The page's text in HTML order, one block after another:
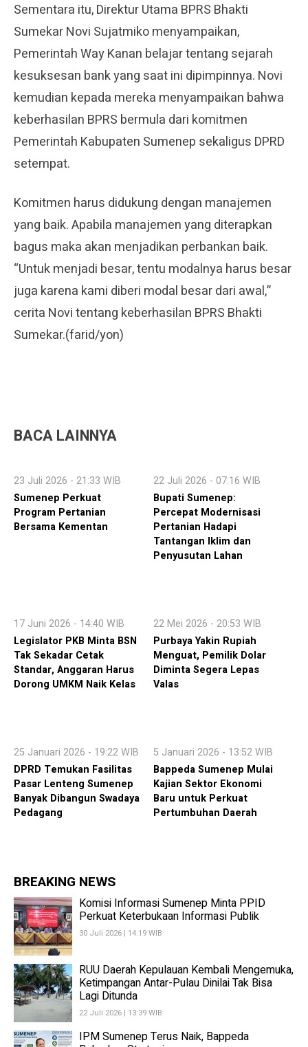
Sementara itu, Direktur Utama BPRS Bhakti
Sumekar Novi Sujatmiko menyampaikan,
Pemerintah Way Kanan belajar tentang sejarah
kesuksesan bank yang saat ini dipimpinnya. Novi
kemudian kepada mereka menyampaikan bahwa
keberhasilan BPRS bermula dari komitmen
Pemerintah Kabupaten Sumenep sekaligus DPRD
setempat.
Komitmen harus didukung dengan manajemen
yang baik. Apabila manajemen yang diterapkan
bagus maka akan menjadikan perbankan baik.
“Untuk menjadi besar, tentu modalnya harus besar
juga karena kami diberi modal besar dari awal,”
cerita Novi tentang keberhasilan BPRS Bhakti
Sumekar.(farid/yon)
BACA LAINNYA
23 Juli 2026 - 21:33 WIB
Sumenep Perkuat
Program Pertanian
Bersama Kementan
22 Juli 2026 - 07:16 WIB
Bupati Sumenep:
Percepat Modernisasi
Pertanian Hadapi
Tantangan Iklim dan
Penyusutan Lahan
17 Juni 2026 - 14:40 WIB
Legislator PKB Minta BSN
Tak Sekadar Cetak
Standar, Anggaran Harus
Dorong UMKM Naik Kelas
22 Mei 2026 - 20:53 WIB
Purbaya Yakin Rupiah
Menguat, Pemilik Dolar
Diminta Segera Lepas
Valas
25 Januari 2026 - 19:22 WIB
DPRD Temukan Fasilitas
Pasar Lenteng Sumenep
Banyak Dibangun Swadaya
Pedagang
5 Januari 2026 - 13:52 WIB
Bappeda Sumenep Mulai
Kajian Sektor Ekonomi
Baru untuk Perkuat
Pertumbuhan Daerah
BREAKING NEWS
Komisi Informasi Sumenep Minta PPID
Perkuat Keterbukaan Informasi Publik
30 Juli 2026 | 14:19 WIB
RUU Daerah Kepulauan Kembali Mengemuka,
Ketimpangan Antar-Pulau Dinilai Tak Bisa
Lagi Ditunda
22 Juli 2026 | 13:39 WIB
IPM Sumenep Terus Naik, Bappeda